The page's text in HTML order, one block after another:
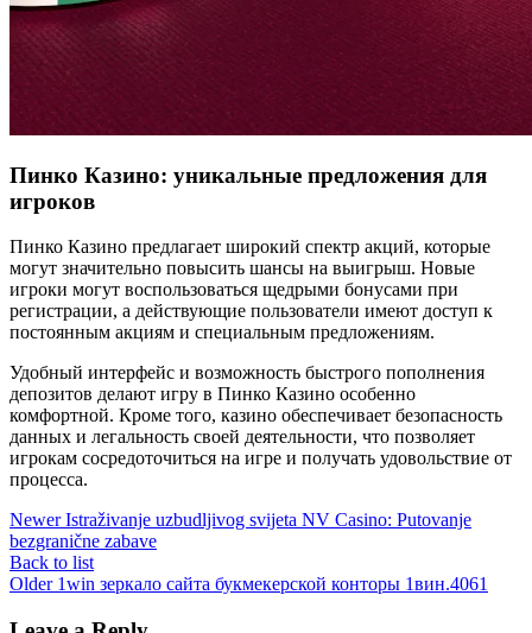
Пинко Казино: уникальные предложения для
игроков
Пинко Казино предлагает широкий спектр акций, которые
могут значительно повысить шансы на выигрыш. Новые
игроки могут воспользоваться щедрыми бонусами при
регистрации, а действующие пользователи имеют доступ к
постоянным акциям и специальным предложениям.
Удобный интерфейс и возможность быстрого пополнения
депозитов делают игру в Пинко Казино особенно
комфортной. Кроме того, казино обеспечивает безопасность
данных и легальность своей деятельности, что позволяет
игрокам сосредоточиться на игре и получать удовольствие от
процесса.
Newer Istraživanje uzbudljivog svijeta NV Casino: Putovanje
bezgranične zabave
Back to list
Older 1win зеркало сайта букмекерской конторы 1вин.4061